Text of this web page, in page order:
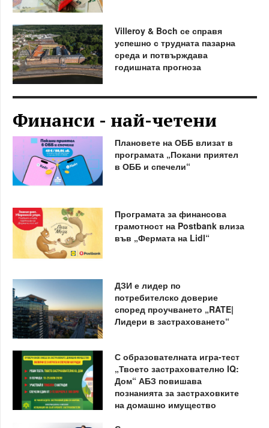
Villeroy & Boch се справя
успешно с трудната пазарна
среда и потвърждава
годишната прогноза
Финанси - най-четени
Плановете на ОББ влизат в
програмата „Покани приятел
в ОББ и спечели“
Програмата за финансова
грамотност на Postbank влиза
във „Фермата на Lidl“
ДЗИ е лидер по
потребителско доверие
според проучването „RATE|
Лидери в застраховането“
С образователната игра-тест
„Твоето застрахователно IQ:
Дом“ АБЗ повишава
познанията за застраховките
на домашно имущество